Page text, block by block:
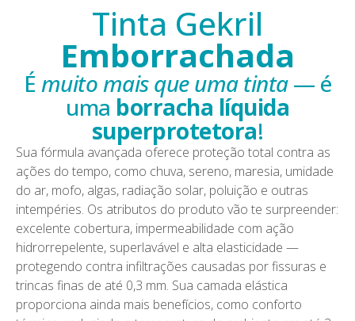
Tinta Gekril
Emborrachada
É muito mais que uma tinta— é
uma borracha líquida
superprotetora!
Sua fórmula avançada oferece proteção total contra as
ações do tempo, como chuva, sereno, maresia, umidade
do ar, mofo, algas, radiação solar, poluição e outras
intempéries. Os atributos do produto vão te surpreender:
excelente cobertura, impermeabilidade com ação
hidrorrepelente, superlavável e alta elasticidade —
protegendo contra infiltrações causadas por fissuras e
trincas finas de até 0,3 mm. Sua camada elástica
proporciona ainda mais benefícios, como conforto